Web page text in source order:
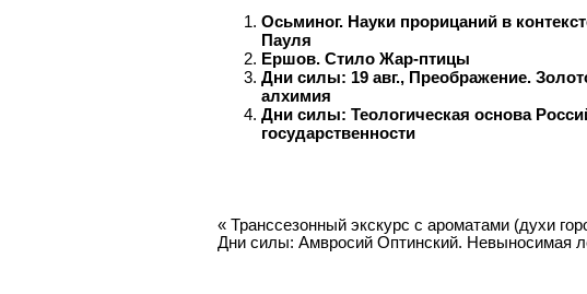
Осьминог. Науки прорицаний в
Пауля
Ершов. Стило Жар-птицы
Дни силы: 19 авг., Преображение.
алхимия
Дни силы: Теологическая основа
государственности
« Транссезонный экскурс с ароматами (духи
Дни силы: Амвросий Оптинский. Невыносимая